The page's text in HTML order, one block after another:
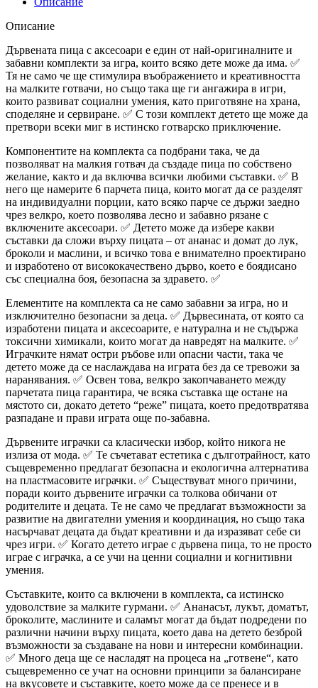
Описание
Дървената пица с аксесоари е един от най-оригиналните и
забавни комплекти за игра, които всяко дете може да има. ✅
Тя не само че ще стимулира въображението и креативността
на малките готвачи, но също така ще ги ангажира в игри,
които развиват социални умения, като приготвяне на храна,
споделяне и сервиране. ✅ С този комплект детето ще може да
претвори всеки миг в истинско готварско приключение.
Компонентите на комплекта са подбрани така, че да
позволяват на малкия готвач да създаде пица по собствено
желание, както и да включва всички любими съставки. ✅ В
него ще намерите 6 парчета пица, които могат да се разделят
на индивидуални порции, като всяко парче се държи заедно
чрез велкро, което позволява лесно и забавно рязане с
включените аксесоари. ✅ Детето може да избере какви
съставки да сложи върху пицата – от ананас и домат до лук,
броколи и маслини, и всичко това е внимателно проектирано
и изработено от висококачествено дърво, което е боядисано
със специална боя, безопасна за здравето. ✅
Елементите на комплекта са не само забавни за игра, но и
изключително безопасни за деца. ✅ Дървесината, от която са
изработени пицата и аксесоарите, е натурална и не съдържа
токсични химикали, които могат да навредят на малките. ✅
Играчките нямат остри ръбове или опасни части, така че
детето може да се наслаждава на играта без да се тревожи за
наранявания. ✅ Освен това, велкро закопчаването между
парчетата пица гарантира, че всяка съставка ще остане на
мястото си, докато детето “реже” пицата, което предотвратява
разпадане и прави играта още по-забавна.
Дървените играчки са класически избор, който никога не
излиза от мода. ✅ Те съчетават естетика с дълготрайност, като
същевременно предлагат безопасна и екологична алтернатива
на пластмасовите играчки. ✅ Съществуват много причини,
поради които дървените играчки са толкова обичани от
родителите и децата. Те не само че предлагат възможности за
развитие на двигателни умения и координация, но също така
насърчават децата да бъдат креативни и да изразяват себе си
чрез игри. ✅ Когато детето играе с дървена пица, то не просто
играе с играчка, а се учи на ценни социални и когнитивни
умения.
Съставките, които са включени в комплекта, са истинско
удоволствие за малките гурмани. ✅ Ананасът, лукът, доматът,
броколите, маслините и саламът могат да бъдат подредени по
различни начини върху пицата, което дава на детето безброй
възможности за създаване на нови и интересни комбинации.
✅ Много деца ще се насладят на процеса на „готвене“, като
същевременно се учат на основни принципи за балансиране
на вкусовете и съставките, което може да се пренесе и в